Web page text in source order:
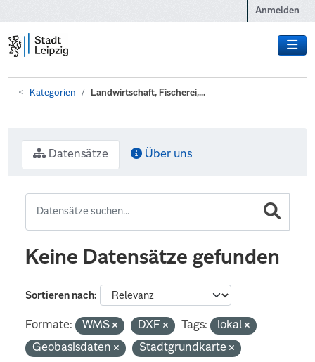
Anmelden
Kategorien Landwirtschaft, Fischerei,...
Datensätze Über uns
Keine Datensätze gefunden
Sortieren nach
Formate: WMS DXF Tags:
lokal
Geobasisdaten
Stadtgrundkarte